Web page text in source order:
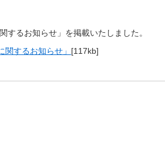
するお知らせ」を掲載いたしました。
関するお知らせ」 [117kb]